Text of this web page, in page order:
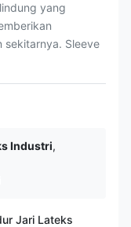
yang
sekitarnya. Sleeve
Industri,
Jari Lateks